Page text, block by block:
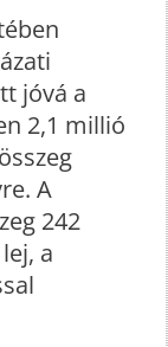
jóvá a
2,1 millió
A
242
a